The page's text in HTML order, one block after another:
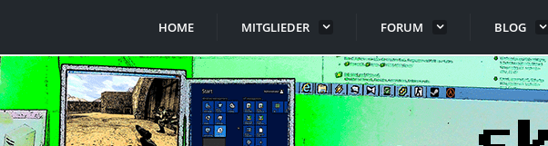
HOME MITGLIEDER FORUM BLOG